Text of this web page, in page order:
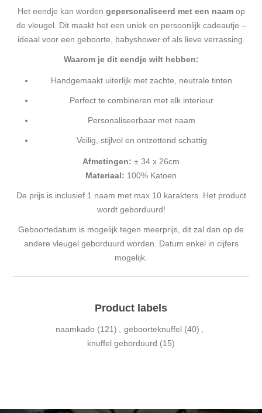
Het eendje kan worden gepersonaliseerd met een naam op
de vleugel. Dit maakt het een uniek en persoonlijk cadeautje –
ideaal voor een geboorte, babyshower of als lieve verrassing.
Waarom je dit eendje wilt hebben:
Handgemaakt uiterlijk met zachte, neutrale tinten
Perfect te combineren met elk interieur
Personaliseerbaar met naam
Veilig, stijlvol en ontzettend schattig
Afmetingen: ± 34 x 26cm
Materiaal: 100% Katoen
De prijs is inclusief 1 naam met max 10 karakters. Het product
wordt geborduurd!
Geboortedatum is mogelijk tegen meerprijs, dit zal dan op de
andere vleugel geborduurd worden. Datum enkel in cijfers
mogelijk.
Product labels
naamkado (121) geboorteknuffel (40)
knuffel geborduurd (15)